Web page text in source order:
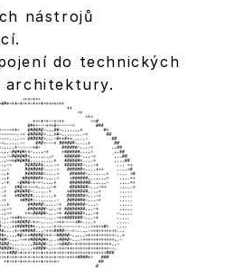
nástrojů
do technických
architektury.